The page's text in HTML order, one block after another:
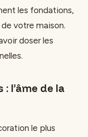
les fondations,
votre maison.
doser les
: l’âme de la
le plus